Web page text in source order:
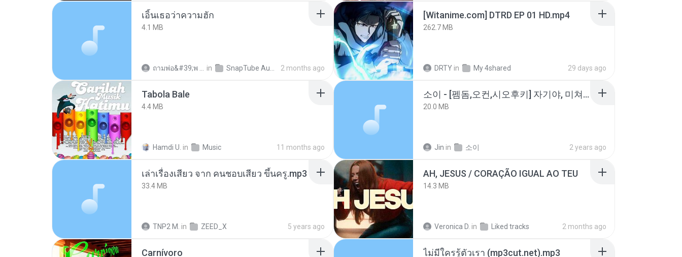
เอิ้นเธอว่าความฮัก
4.1 MB
in 2 months ago
[Witanime.com] DTRD EP 01 HD.mp4
262.7 MB
DRTY in My 4shared 29 days ago
Tabola Bale
4.4 MB
Hamdi U. in Music 11 months ago
소이 - [펨돔,오컨,시오후키] 자기야, 미쳐볼래 #남성향 #ASMR #펨돔 #여공남수 #19금.mp3
20.0 MB
Jin in 소이 2 years ago
เล่าเรื่องเสียว จาก คนชอบเสียว ขึ้นครู.mp3
33.4 MB
TNP2 M. in ZEED_X 5 years ago
AH, JESUS / CORAÇÃO IGUAL AO TEU
14.3 MB
Veronica D. in Liked tracks 2 months ago
Carnívoro ไม่มีใครรู้ตัวเรา (mp3cut.net).mp3